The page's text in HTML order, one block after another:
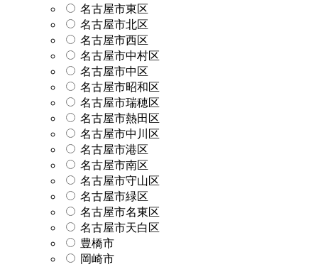
名古屋市東区
名古屋市北区
名古屋市西区
名古屋市中村区
名古屋市中区
名古屋市昭和区
名古屋市瑞穂区
名古屋市熱田区
名古屋市中川区
名古屋市港区
名古屋市南区
名古屋市守山区
名古屋市緑区
名古屋市名東区
名古屋市天白区
豊橋市
岡崎市